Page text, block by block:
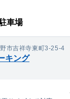
車場
市吉祥寺東町3-25-4
キング